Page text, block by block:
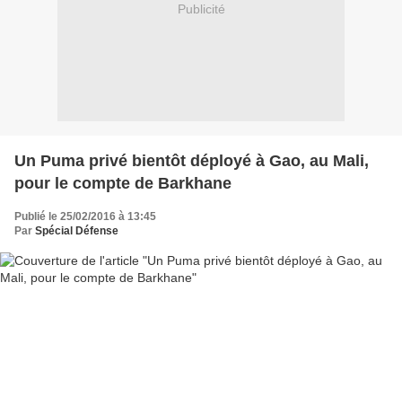
Publicité
Un Puma privé bientôt déployé à Gao, au Mali,
pour le compte de Barkhane
Publié le 25/02/2016 à 13:45
Par Spécial Défense